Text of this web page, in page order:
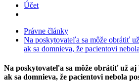
Účet
Právne články
Na poskytovateľa sa môže obrátiť
ak sa domnieva, že pacientovi
Na poskytovateľa sa môže obrátiť už aj
ak sa domnieva, že pacientovi nebola